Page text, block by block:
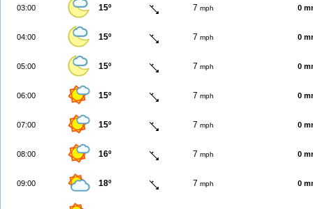
03:00 15º 7 mph 0
04:00 15º 7 mph 0
05:00 15º 7 mph 0
06:00 15º 7 mph 0
07:00 15º 7 mph 0
08:00 16º 7 mph 0
09:00 18º 7 mph 0